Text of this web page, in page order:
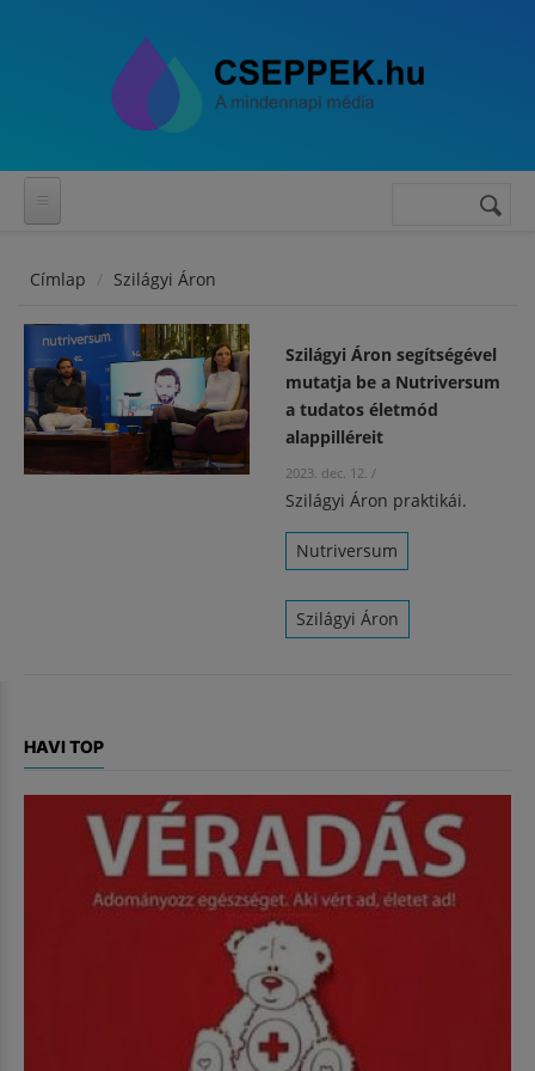
Keresés
Címlap Szilágyi Áron
Szilágyi Áron segítségével
mutatja be a Nutriversum
a tudatos életmód
alappilléreit
2023. dec. 12. /
Szilágyi Áron praktikái.
Nutriversum
Szilágyi Áron
HAVI TOP